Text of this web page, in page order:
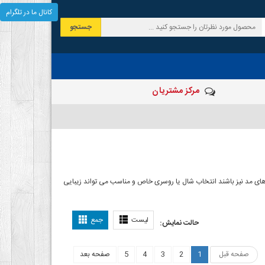
جستجو
مرکز مشتریان
مد نیز باشند انتخاب شال یا روسری خاص و مناسب می تواند زیبایی
حالت نمایش: لیست جمع
صفحه قبل 1
2
3
4
5 صفحه بعد
کانال ما در تلگرام